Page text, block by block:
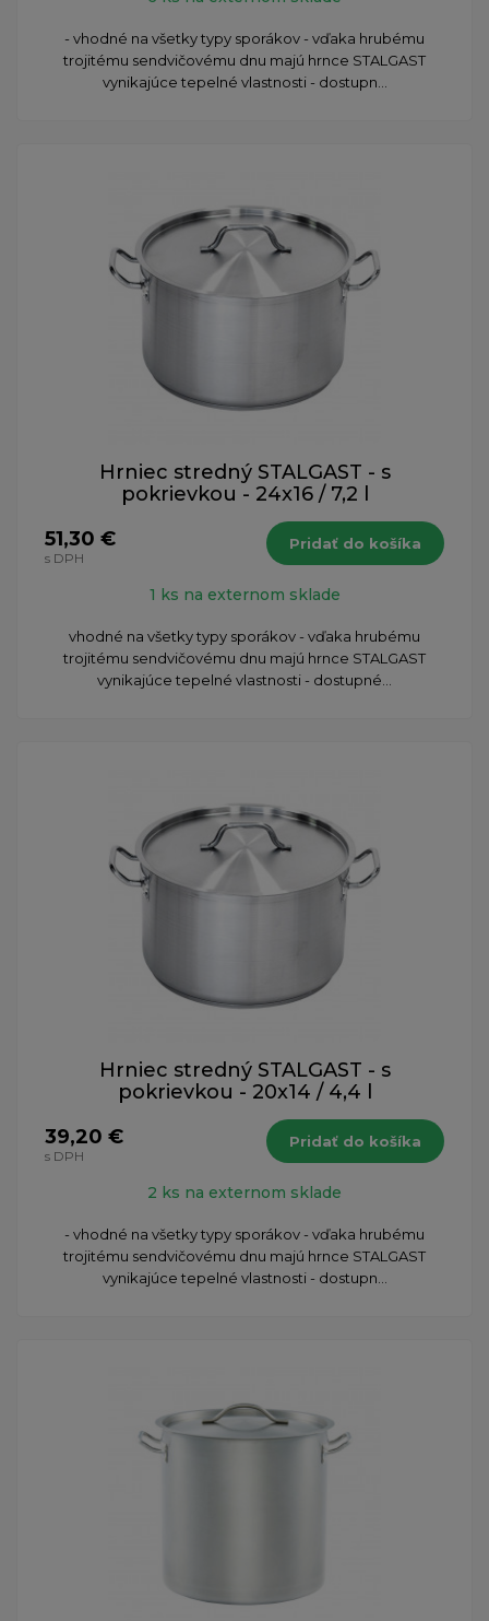
- vhodné na všetky typy sporákov - vďaka hrubému
trojitému sendvičovému dnu majú hrnce STALGAST
vynikajúce tepelné vlastnosti - dostupn...
Hrniec stredný STALGAST - s
pokrievkou - 24x16 / 7,2 l
51,30 €
s DPH
Pridať do košíka
1 ks na externom sklade
vhodné na všetky typy sporákov - vďaka hrubému
trojitému sendvičovému dnu majú hrnce STALGAST
vynikajúce tepelné vlastnosti - dostupné...
Hrniec stredný STALGAST - s
pokrievkou - 20x14 / 4,4 l
39,20 €
s DPH
Pridať do košíka
2 ks na externom sklade
- vhodné na všetky typy sporákov - vďaka hrubému
trojitému sendvičovému dnu majú hrnce STALGAST
vynikajúce tepelné vlastnosti - dostupn...